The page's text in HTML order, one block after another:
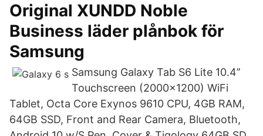
Original XUNDD Noble
Business läder plånbok för
Samsung
Samsung Galaxy Tab S6 Lite 10.4’’
Touchscreen (2000x1200) WiFi
Tablet, Octa Core Exynos 9610 CPU, 4GB RAM,
64GB SSD, Front and Rear Camera, Bluetooth,